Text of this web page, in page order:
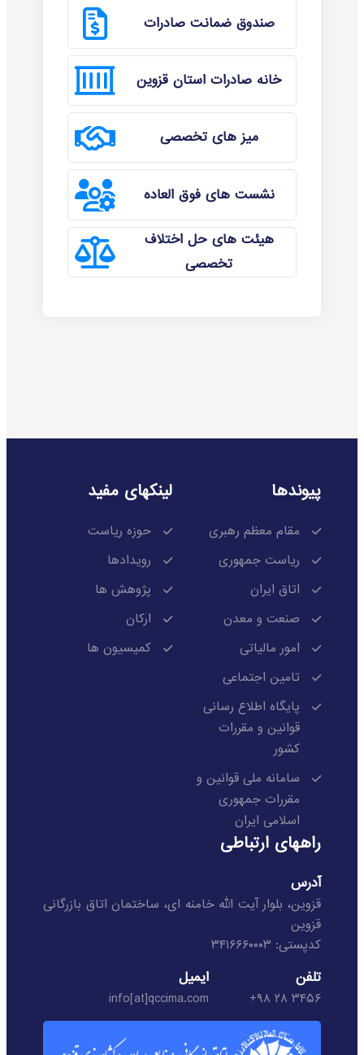
صندوق ضمانت صادرات
خانه صادرات استان قزوین
میز های تخصصی
نشست های فوق العاده
هیئت های حل اختلاف
تخصصی
پیوندها
مقام معظم رهبری
ریاست جمهوری
اتاق ایران
صنعت و معدن
امور مالیاتی
تامین اجتماعی
پایگاه اطلاع رسانی
قوانین و مقررات
کشور
سامانه ملی قوانین و
مقررات جمهوری
اسلامی ایران
لینکهای مفید
حوزه ریاست
رویدادها
پژوهش ها
ارکان
کمیسیون ها
راههای ارتباطی
آدرس
قزوین، بلوار آیت الله خامنه ای، ساختمان اتاق بازرگانی
قزوین
کدپستی: ۳۴۱۶۶۶۰۰۰۳
تلفن
۳۴۵۶ ۲۸ ۹۸+
ایمیل
info[at]qccima.com